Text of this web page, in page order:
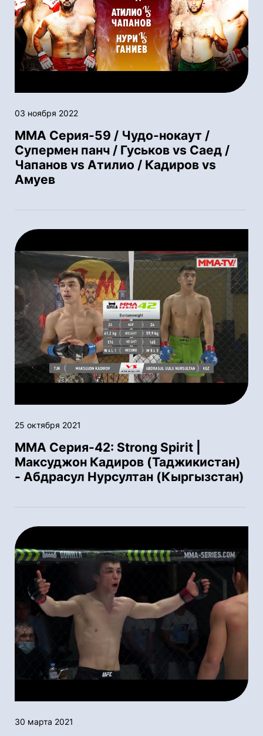
03 ноября 2022
ММА Серия-59 / Чудо-нокаут /
Супермен панч / Гуськов vs Саед /
Чапанов vs Атилио / Кадиров vs
Амуев
25 октября 2021
ММА Серия-42: Strong Spirit |
Максуджон Кадиров (Таджикистан)
- Абдрасул Нурсултан (Кыргызстан)
30 марта 2021